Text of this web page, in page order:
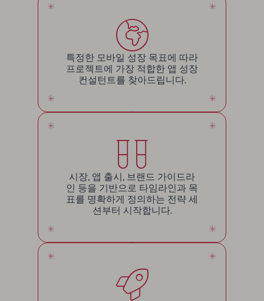
특정한 모바일 성장 목표에 따라
프로젝트에 가장 적합한 앱 성장
컨설턴트를 찾아드립니다.
시장, 앱 출시, 브랜드 가이드라
인 등을 기반으로 타임라인과 목
표를 명확하게 정의하는 전략 세
션부터 시작합니다.